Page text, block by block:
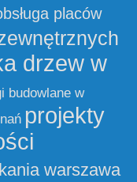
placów
drzew w
budowlane w
projekty
warszawa